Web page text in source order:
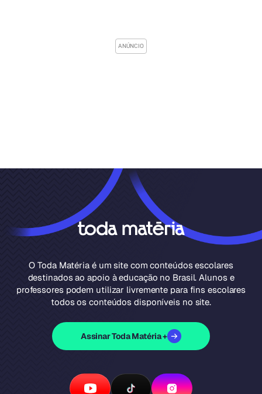
O Toda Matéria é um site com conteúdos escolares
destinados ao apoio à educação no Brasil. Alunos e
professores podem utilizar livremente para fins escolares
todos os conteúdos disponíveis no site.
Assinar Toda Matéria +